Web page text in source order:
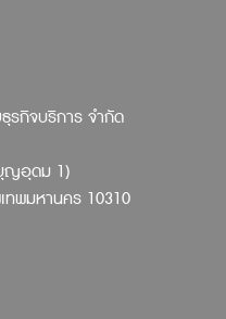
รกิจบริการ จำกัด
ญอุดม 1)
ทพมหานคร 10310